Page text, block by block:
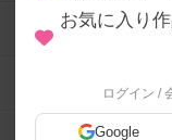
お気に入り
ログイン /
Google
メカニクス特集
掲示板・トピッ